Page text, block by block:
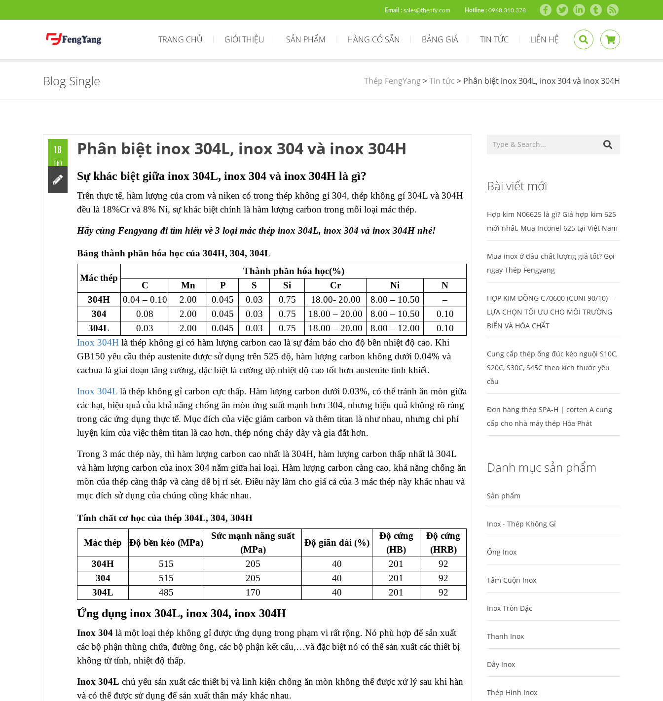
Email : sales@thepfy.com Hotline : 0968.310.378
TRANG CHỦ GIỚI THIỆU SẢN PHẨM HÀNG CÓ SẴN BẢNG GIÁ TIN TỨC LIÊN HỆ
Blog Single Thép FengYang>Tin tức > Phân biệt inox 304L, inox 304 và inox 304H
18
Th7
Phân biệt inox 304L, inox 304 và inox 304H
Sự khác biệt giữa inox 304L, inox 304 và inox 304H là gì?
Trên thực tế, hàm lượng của crom và niken có trong thép không gỉ 304, thép không gỉ 304L và 304H
đều là 18%Cr và 8% Ni, sự khác biệt chính là hàm lượng carbon trong mỗi loại mác thép.
Hãy cùng Fengyang đi tìm hiểu về 3 loại mác thép inox 304L, inox 304 và inox 304H nhé!
Bảng thành phần hóa học của 304H, 304, 304L
Mác thép
Thành phần hóa học(%)
C
Mn P S Si Cr Ni
N
304H
0.04 – 0.10 2.00 0.045 0.03 0.75 18.00- 20.00 8.00 – 10.50
–
304
0.08 2.00 0.045 0.03 0.75 18.00 – 20.00 8.00 – 10.50
0.10
304L
0.03 2.00 0.045 0.03 0.75 18.00 – 20.00 8.00 – 12.00
0.10
Inox 304H là thép không gỉ có hàm lượng carbon cao là sự đảm bảo cho độ bền nhiệt độ cao. Khi
GB150 yêu cầu thép austenite được sử dụng trên 525 độ, hàm lượng carbon không dưới 0.04% và
cacbua là giai đoạn tăng cường, đặc biệt là cường độ nhiệt độ cao tốt hơn austenite tinh khiết.
Inox 304L là thép không gỉ carbon cực thấp. Hàm lượng carbon dưới 0.03%, có thể tránh ăn mòn giữa
các hạt, hiệu quả của khả năng chống ăn mòn ứng suất mạnh hơn 304, nhưng hiệu quả không rõ ràng
trong các ứng dụng thực tế. Mục đích của việc giảm carbon và thêm titan là như nhau, nhưng chi phí
luyện kim của việc thêm titan là cao hơn, thép nóng chảy dày và gia đắt hơn.
Trong 3 mác thép này, thì hàm lượng carbon cao nhất là 304H, hàm lượng carbon thấp nhất là 304L
và hàm lượng carbon của inox 304 nằm giữa hai loại. Hàm lượng carbon càng cao, khả năng chống ăn
mòn của thép càng thấp và càng dễ bị rỉ sét. Điều này làm cho giá cả của 3 mác thép này khác nhau và
mục đích sử dụng của chúng cũng khác nhau.
Tính chất cơ học của thép 304L, 304, 304H
Mác thép Độ bền kéo (MPa)
Sức mạnh năng suất
(MPa)
Độ giãn dài (%)
Độ cứng
(HB)
Độ cứng
(HRB)
304H
515 205 40 201
92
304
515 205 40 201
92
304L
485 170 40 201 92
Ứng dụng inox 304L, inox 304, inox 304H
Inox 304 là một loại thép không gỉ được ứng dụng trong phạm vi rất rộng. Nó phù hợp để sản xuất
các bộ phận thùng chứa, đường ống, các bộ phận kết cấu,…và đặc biệt nó có thể sản xuất các thiết bị
không từ tính, nhiệt độ thấp.
Inox 304L chủ yếu sản xuất các thiết bị và linh kiện chống ăn mòn không thể được xử lý sau khi hàn
và có thể được sử dụng để sản xuất thân máy khác nhau.
Bài viết mới
Hợp kim N06625 là gì? Giá hợp kim 625
mới nhất, Mua Inconel 625 tại Việt Nam
Mua inox ở đâu chất lượng giá tốt? Gọi
ngay Thép Fengyang
HỢP KIM ĐỒNG C70600 (CUNI 90/10) –
LỰA CHỌN TỐI ƯU CHO MÔI TRƯỜNG
BIỂN VÀ HÓA CHẤT
Cung cấp thép ống đúc kéo nguội S10C,
S20C, S30C, S45C theo kích thước yêu
cầu
Đơn hàng thép SPA-H | corten A cung
cấp cho nhà máy thép Hòa Phát
Danh mục sản phẩm
Sản phẩm
Inox - Thép Không Gỉ
Ống Inox
Tấm Cuộn Inox
Inox Tròn Đặc
Thanh Inox
Dây Inox
Thép Hình Inox